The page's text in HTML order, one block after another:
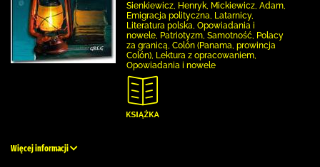
Sienkiewicz, Henryk, Mickiewicz, Adam,
Emigracja polityczna, Latarnicy,
Literatura polska, Opowiadania i
nowele, Patriotyzm, Samotność, Polacy
za granicą, Colón (Panama, prowincja
Colón), Lektura z opracowaniem,
Opowiadania i nowele
Więcej informacji